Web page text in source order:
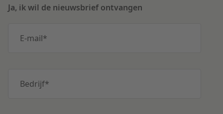
Ja, ik wil de nieuwsbrief ontvangen
E-mail*
Bedrijf*